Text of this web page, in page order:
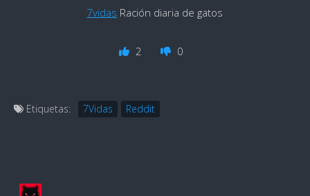
7vidas Ración diaria de gatos
2 0
Etiquetas: 7Vidas Reddit